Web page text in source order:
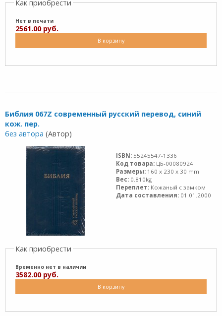
Как приобрести
Нет в печати
2561.00 руб.
В корзину
Библия 067Z современный русский перевод, синий
кож. пер.
без автора (Автор)
ISBN: 55245547-1336
Код товара: ЦБ-00080924
Размеры: 160 x 230 x 30 mm
Вес: 0.810kg
Переплет: Кожаный с замком
Дата составления: 01.01.2000
Как приобрести
Временно нет в наличии
3582.00 руб.
В корзину